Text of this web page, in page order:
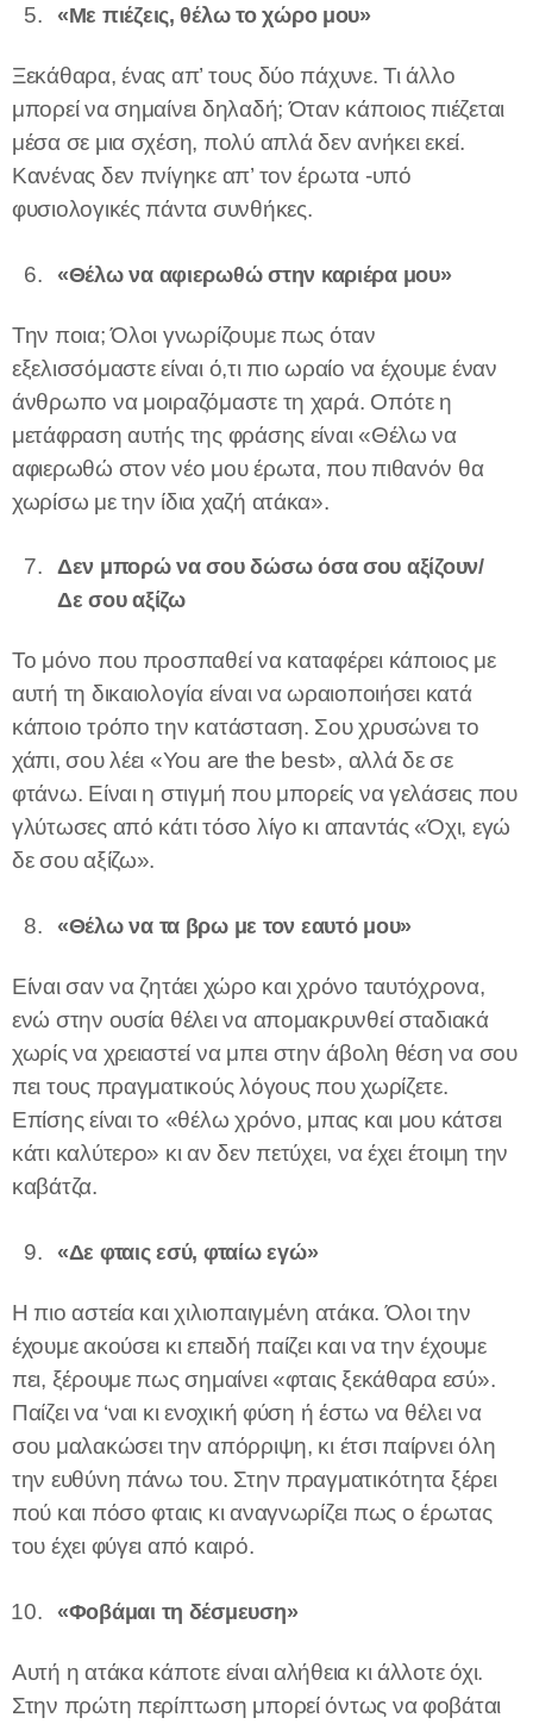
«Με πιέζεις, θέλω το χώρο μου»
Ξεκάθαρα, ένας απ’ τους δύο πάχυνε. Τι άλλο
μπορεί να σημαίνει δηλαδή; Όταν κάποιος πιέζεται
μέσα σε μια σχέση, πολύ απλά δεν ανήκει εκεί.
Κανένας δεν πνίγηκε απ’ τον έρωτα -υπό
φυσιολογικές πάντα συνθήκες.
«Θέλω να αφιερωθώ στην καριέρα μου»
Την ποια; Όλοι γνωρίζουμε πως όταν
εξελισσόμαστε είναι ό,τι πιο ωραίο να έχουμε έναν
άνθρωπο να μοιραζόμαστε τη χαρά. Οπότε η
μετάφραση αυτής της φράσης είναι «Θέλω να
αφιερωθώ στον νέο μου έρωτα, που πιθανόν θα
χωρίσω με την ίδια χαζή ατάκα».
Δεν μπορώ να σου δώσω όσα σου αξίζουν/
Δε σου αξίζω
Το μόνο που προσπαθεί να καταφέρει κάποιος με
αυτή τη δικαιολογία είναι να ωραιοποιήσει κατά
κάποιο τρόπο την κατάσταση. Σου χρυσώνει το
χάπι, σου λέει «You are the best», αλλά δε σε
φτάνω. Είναι η στιγμή που μπορείς να γελάσεις που
γλύτωσες από κάτι τόσο λίγο κι απαντάς «Όχι, εγώ
δε σου αξίζω».
«Θέλω να τα βρω με τον εαυτό μου»
Είναι σαν να ζητάει χώρο και χρόνο ταυτόχρονα,
ενώ στην ουσία θέλει να απομακρυνθεί σταδιακά
χωρίς να χρειαστεί να μπει στην άβολη θέση να σου
πει τους πραγματικούς λόγους που χωρίζετε.
Επίσης είναι το «θέλω χρόνο, μπας και μου κάτσει
κάτι καλύτερο» κι αν δεν πετύχει, να έχει έτοιμη την
καβάτζα.
«Δε φταις εσύ, φταίω εγώ»
Η πιο αστεία και χιλιοπαιγμένη ατάκα. Όλοι την
έχουμε ακούσει κι επειδή παίζει και να την έχουμε
πει, ξέρουμε πως σημαίνει «φταις ξεκάθαρα εσύ».
Παίζει να ‘ναι κι ενοχική φύση ή έστω να θέλει να
σου μαλακώσει την απόρριψη, κι έτσι παίρνει όλη
την ευθύνη πάνω του. Στην πραγματικότητα ξέρει
πού και πόσο φταις κι αναγνωρίζει πως ο έρωτας
του έχει φύγει από καιρό.
«Φοβάμαι τη δέσμευση»
Αυτή η ατάκα κάποτε είναι αλήθεια κι άλλοτε όχι.
Στην πρώτη περίπτωση μπορεί όντως να φοβάται